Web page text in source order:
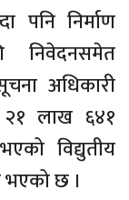
पनि निर्माण
निवेदनसमेत
अधिकारी
लाख ६४१
विद्युतीय
भएको छ ।